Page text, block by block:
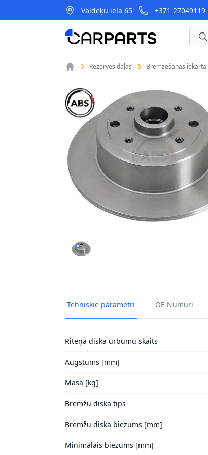
Valdeķu iela 65 +371 27049119
CarParts
Rezerves daļas Bremzēšanas iekārta
BREMŽU DISKI A.B.S. 15893 1
Tehniskie parametri OE Numuri
Riteņa diska urbumu skaits
Augstums [mm]
Masa [kg]
Bremžu diska tips
Bremžu diska biezums [mm]
Minimālais biezums [mm]